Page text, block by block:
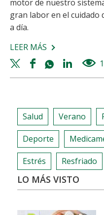
motor de nuestro
gran labor en el cuidado
a día.
LEER MÁS SOBRE
EL
FARMACÉUTICO
LA
SOCIEDAD
Twitter
share
Facebook
share
Whatsapp
shareshare
Salud Verano
Deporte
Estrés Resfriado
LO MÁS VISTO